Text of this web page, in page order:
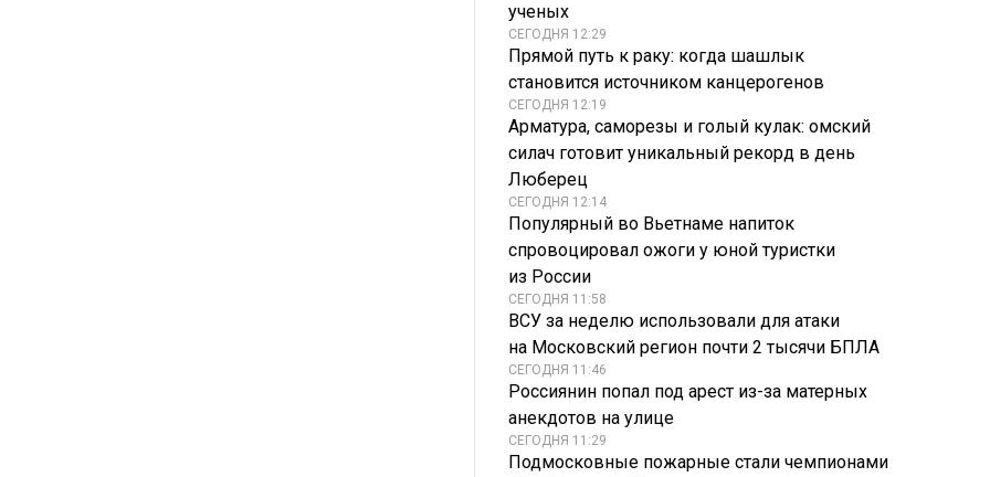
ученых
СЕГОДНЯ 12:29
Прямой путь к раку: когда шашлык
становится источником канцерогенов
СЕГОДНЯ 12:19
Арматура, саморезы и голый кулак: омский
силач готовит уникальный рекорд в день
Люберец
СЕГОДНЯ 12:14
Популярный во Вьетнаме напиток
спровоцировал ожоги у юной туристки
из России
СЕГОДНЯ 11:58
ВСУ за неделю использовали для атаки
на Московский регион почти 2 тысячи БПЛА
СЕГОДНЯ 11:46
Россиянин попал под арест из-за матерных
анекдотов на улице
СЕГОДНЯ 11:29
Подмосковные пожарные стали чемпионами